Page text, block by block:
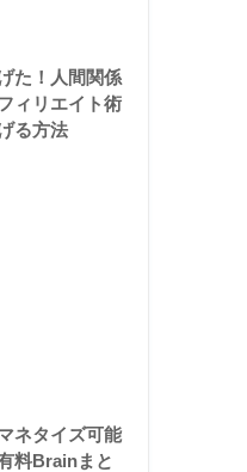
た！人間関係
ィリエイト術
る方法
ネタイズ可能
料Brainまと